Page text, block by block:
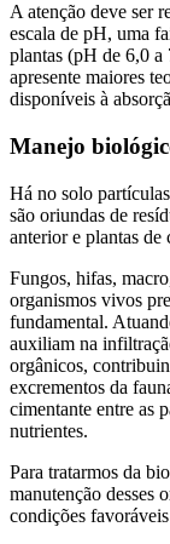
A atenção deve ser
escala de pH, uma
plantas (pH de 6,0 a
apresente maiores
disponíveis à
Manejo
Há no solo
são oriundas de
anterior e plantas de
Fungos, hifas,
organismos vivos
fundamental.
auxiliam na
orgânicos,
excrementos da
cimentante entre as
nutrientes.
Para tratarmos da
manutenção desses
condições